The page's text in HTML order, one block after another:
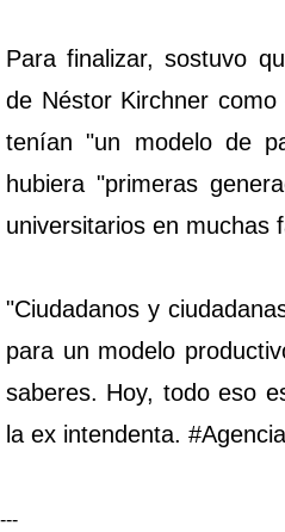
Para finalizar, sostuvo
de Néstor Kirchner
tenían "un modelo de
hubiera "primeras
universitarios en muchas
"Ciudadanos y
para un modelo
saberes. Hoy, todo eso
la ex intendenta.
---